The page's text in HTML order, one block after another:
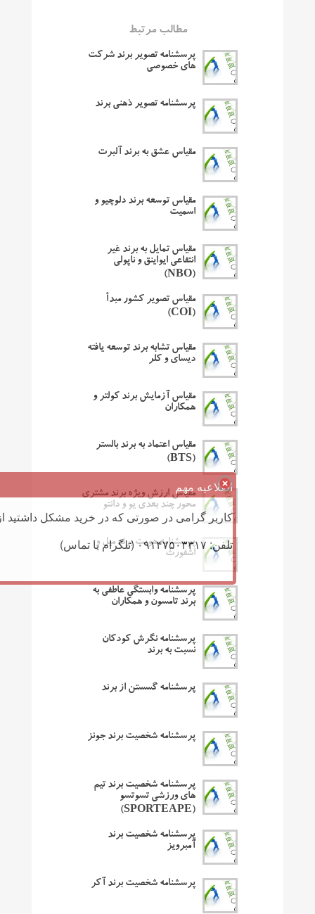
مطالب مرتبط
پرسشنامه تصویر برند شرکت
های خصوصی
پرسشنامه تصویر ذهنی برند
مقیاس عشق به برند آلبرت
مقیاس توسعه برند دلوچیو و
اسمیت
مقیاس تمایل به برند غیر
انتفاعی ایواینق و ناپولی
(NBO)
مقیاس تصویر کشور مبدأ
(COI)
مقیاس تشابه برند توسعه یافته
دیسای و کلر
مقیاس آزمایش برند کولتر و
همکاران
مقیاس اعتماد به برند بالستر
(BTS)
مقیاس ارزش ویژه برند مشتری
محور چند بعدی یو و دانتو
پرسشنامه هویت برند میل و
اشفورث
پرسشنامه وابستگی عاطفی به
برند تامسون و همکاران
پرسشنامه نگرش کودکان
نسبت به برند
پرسشنامه گسستن از برند
پرسشنامه شخصیت برند جونز
پرسشنامه شخصیت برند تیم
های ورزشی تسوتسو
(SPORTEAPE)
پرسشنامه شخصیت برند
آمبرویز
پرسشنامه شخصیت برند آکر
اطلاعیه مهم
کاربر گرامی در صورتی که در خرید مشکل داشتید
تلفن: ۰۹۱۴۷۵۰۳۳۱۷ (تلگرام یا تماس)